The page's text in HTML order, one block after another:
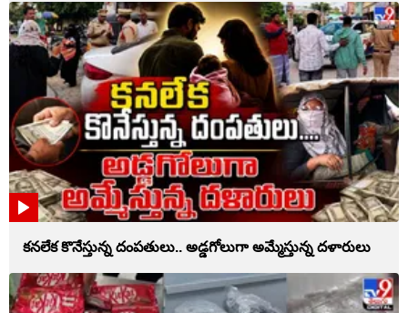
కనలేక కొనేస్తున్న దంపతులు.. అడ్డగోలుగా అమ్మేస్తున్న దళారులు